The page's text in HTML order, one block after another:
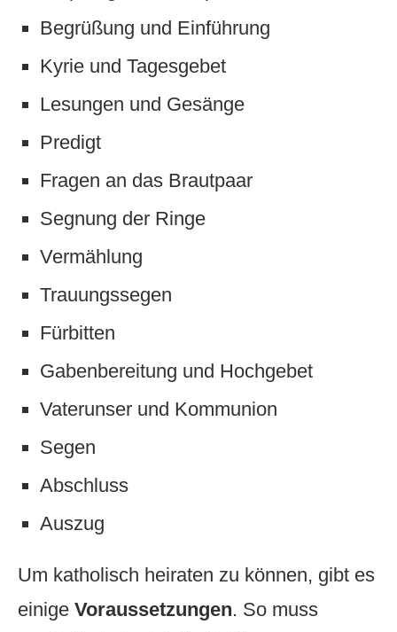
Begrüßung und Einführung
Kyrie und Tagesgebet
Lesungen und Gesänge
Predigt
Fragen an das Brautpaar
Segnung der Ringe
Vermählung
Trauungssegen
Fürbitten
Gabenbereitung und Hochgebet
Vaterunser und Kommunion
Segen
Abschluss
Auszug
Um katholisch heiraten zu können, gibt es
einige Voraussetzungen. So muss